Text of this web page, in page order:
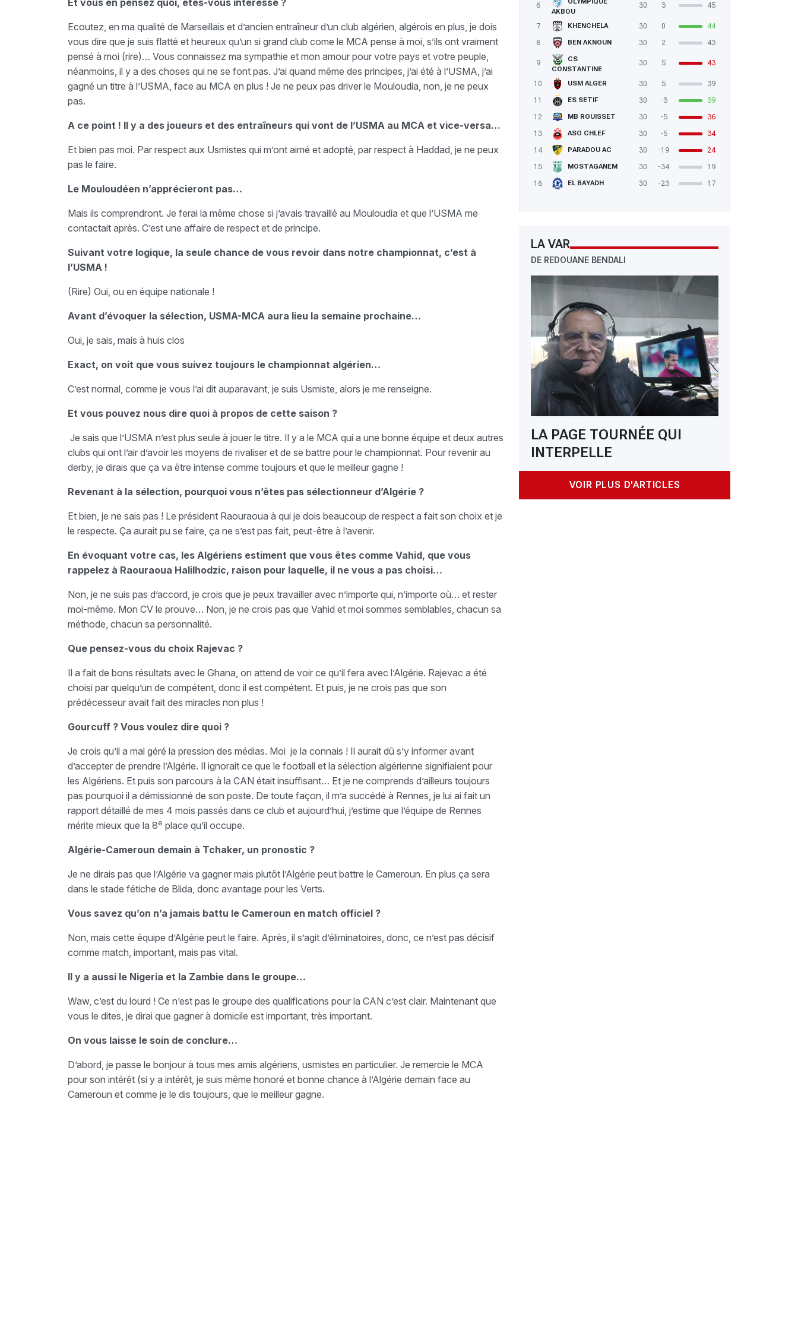
6
AKBOU
30 3 45
7 KHENCHELA 30 0
44
8
BEN AKNOUN 30 2 43
9
CS
CONSTANTINE
30 5 43
10 USM ALGER 30 5
39
11
ES SETIF 30 -3
39
12
MB ROUISSET 30 -5
36
13
ASO CHLEF 30 -5
34
14
PARADOU AC 30 -19
24
15
MOSTAGANEM 30 -34
19
16
EL BAYADH 30 -23 17
LA VAR
DE REDOUANE BENDALI
LA PAGE TOURNÉE QUI
INTERPELLE
VOIR PLUS D'ARTICLES
Et vous en pensez quoi, êtes-vous intéressé ?
Ecoutez, en ma qualité de Marseillais et d’ancien entraîneur d’un club algérien, algérois en plus, je dois
vous dire que je suis flatté et heureux qu’un si grand club come le MCA pense à moi, s’ils ont vraiment
pensé à moi (rire)… Vous connaissez ma sympathie et mon amour pour votre pays et votre peuple,
néanmoins, il y a des choses qui ne se font pas. J’ai quand même des principes, j’ai été à l’USMA, j’ai
gagné un titre à l’USMA, face au MCA en plus ! Je ne peux pas driver le Mouloudia, non, je ne peux
pas.
A ce point ! Il y a des joueurs et des entraîneurs qui vont de l’USMA au MCA et vice-versa…
Et bien pas moi. Par respect aux Usmistes qui m’ont aimé et adopté, par respect à Haddad, je ne peux
pas le faire.
Le Mouloudéen n’apprécieront pas…
Mais ils comprendront. Je ferai la même chose si j’avais travaillé au Mouloudia et que l’USMA me
contactait après. C’est une affaire de respect et de principe.
Suivant votre logique, la seule chance de vous revoir dans notre championnat, c’est à
l’USMA !
(Rire) Oui, ou en équipe nationale !
Avant d’évoquer la sélection, USMA-MCA aura lieu la semaine prochaine…
Oui, je sais, mais à huis clos
Exact, on voit que vous suivez toujours le championnat algérien…
C’est normal, comme je vous l’ai dit auparavant, je suis Usmiste, alors je me renseigne.
Et vous pouvez nous dire quoi à propos de cette saison ?
Je sais que l’USMA n’est plus seule à jouer le titre. Il y a le MCA qui a une bonne équipe et deux autres
clubs qui ont l’air d’avoir les moyens de rivaliser et de se battre pour le championnat. Pour revenir au
derby, je dirais que ça va être intense comme toujours et que le meilleur gagne !
Revenant à la sélection, pourquoi vous n’êtes pas sélectionneur d’Algérie ?
Et bien, je ne sais pas ! Le président Raouraoua à qui je dois beaucoup de respect a fait son choix et je
le respecte. Ça aurait pu se faire, ça ne s’est pas fait, peut-être à l’avenir.
En évoquant votre cas, les Algériens estiment que vous êtes comme Vahid, que vous
rappelez à Raouraoua Halilhodzic, raison pour laquelle, il ne vous a pas choisi…
Non, je ne suis pas d’accord, je crois que je peux travailler avec n’importe qui, n’importe où… et rester
moi-même. Mon CV le prouve… Non, je ne crois pas que Vahid et moi sommes semblables, chacun sa
méthode, chacun sa personnalité.
Que pensez-vous du choix Rajevac ?
Il a fait de bons résultats avec le Ghana, on attend de voir ce qu’il fera avec l’Algérie. Rajevac a été
choisi par quelqu’un de compétent, donc il est compétent. Et puis, je ne crois pas que son
prédécesseur avait fait des miracles non plus !
Gourcuff ? Vous voulez dire quoi ?
Je crois qu’il a mal géré la pression des médias. Moi je la connais ! Il aurait dû s’y informer avant
d’accepter de prendre l’Algérie. Il ignorait ce que le football et la sélection algérienne signifiaient pour
les Algériens. Et puis son parcours à la CAN était insuffisant… Et je ne comprends d’ailleurs toujours
pas pourquoi il a démissionné de son poste. De toute façon, il m’a succédé à Rennes, je lui ai fait un
rapport détaillé de mes 4 mois passés dans ce club et aujourd’hui, j’estime que l’équipe de Rennes
mérite mieux que la 8e place qu’il occupe.
Algérie-Cameroun demain à Tchaker, un pronostic ?
Je ne dirais pas que l’Algérie va gagner mais plutôt l’Algérie peut battre le Cameroun. En plus ça sera
dans le stade fétiche de Blida, donc avantage pour les Verts.
Vous savez qu’on n’a jamais battu le Cameroun en match officiel ?
Non, mais cette équipe d’Algérie peut le faire. Après, il s’agit d’éliminatoires, donc, ce n’est pas décisif
comme match, important, mais pas vital.
Il y a aussi le Nigeria et la Zambie dans le groupe…
Waw, c’est du lourd ! Ce n’est pas le groupe des qualifications pour la CAN c’est clair. Maintenant que
vous le dites, je dirai que gagner à domicile est important, très important.
On vous laisse le soin de conclure…
D’abord, je passe le bonjour à tous mes amis algériens, usmistes en particulier. Je remercie le MCA
pour son intérêt (si y a intérêt, je suis même honoré et bonne chance à l’Algérie demain face au
Cameroun et comme je le dis toujours, que le meilleur gagne.